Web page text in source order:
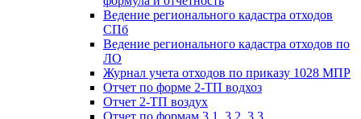
Ведение регионального кадастра отходов
СПб
Ведение регионального кадастра отходов по
ЛО
Журнал учета отходов по приказу 1028 МПР
Отчет по форме 2-ТП водхоз
Отчет 2-ТП воздух